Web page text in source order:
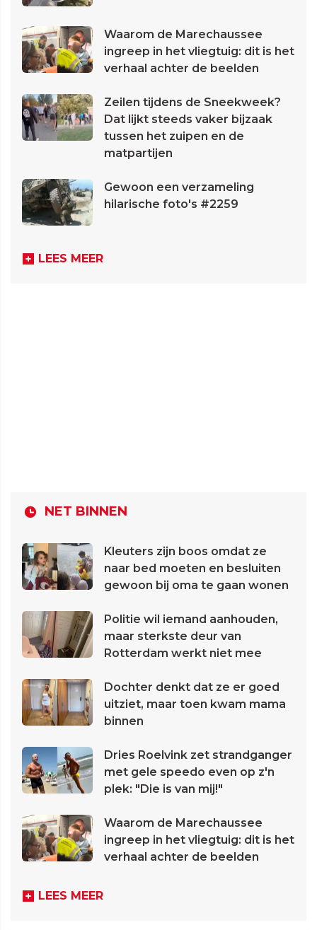
Waarom de Marechaussee
ingreep in het vliegtuig: dit is het
verhaal achter de beelden
Zeilen tijdens de Sneekweek?
Dat lijkt steeds vaker bijzaak
tussen het zuipen en de
matpartijen
Gewoon een verzameling
hilarische foto's #2259
LEES MEER
NET BINNEN
Kleuters zijn boos omdat ze
naar bed moeten en besluiten
gewoon bij oma te gaan wonen
Politie wil iemand aanhouden,
maar sterkste deur van
Rotterdam werkt niet mee
Dochter denkt dat ze er goed
uitziet, maar toen kwam mama
binnen
Dries Roelvink zet strandganger
met gele speedo even op z'n
plek: "Die is van mij!"
Waarom de Marechaussee
ingreep in het vliegtuig: dit is het
verhaal achter de beelden
LEES MEER